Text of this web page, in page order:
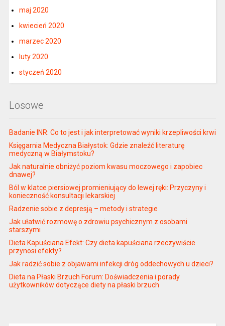
maj 2020
kwiecień 2020
marzec 2020
luty 2020
styczeń 2020
Losowe
Badanie INR: Co to jest i jak interpretować wyniki krzepliwości krwi
Księgarnia Medyczna Białystok: Gdzie znaleźć literaturę
medyczną w Białymstoku?
Jak naturalnie obniżyć poziom kwasu moczowego i zapobiec
dnawej?
Ból w klatce piersiowej promieniujący do lewej ręki: Przyczyny i
konieczność konsultacji lekarskiej
Radzenie sobie z depresją – metody i strategie
Jak ułatwić rozmowę o zdrowiu psychicznym z osobami
starszymi
Dieta Kapuściana Efekt: Czy dieta kapuściana rzeczywiście
przynosi efekty?
Jak radzić sobie z objawami infekcji dróg oddechowych u dzieci?
Dieta na Płaski Brzuch Forum: Doświadczenia i porady
użytkowników dotyczące diety na płaski brzuch